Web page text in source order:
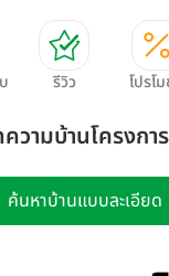
รีวิว โปรโ
วามบ้านโครงกา
ค้นหาบ้านแบบละเอียด